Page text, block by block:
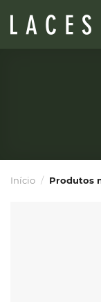
Início / Produtos